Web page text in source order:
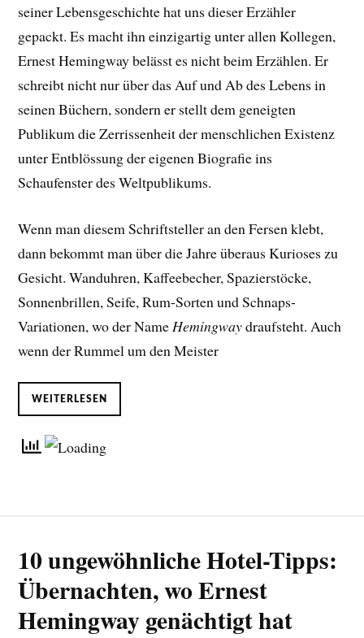
seiner Lebensgeschichte hat uns dieser Erzähler
gepackt. Es macht ihn einzigartig unter allen Kollegen,
Ernest Hemingway belässt es nicht beim Erzählen. Er
schreibt nicht nur über das Auf und Ab des Lebens in
seinen Büchern, sondern er stellt dem geneigten
Publikum die Zerrissenheit der menschlichen Existenz
unter Entblössung der eigenen Biografie ins
Schaufenster des Weltpublikums.
Wenn man diesem Schriftsteller an den Fersen klebt,
dann bekommt man über die Jahre überaus Kurioses zu
Gesicht. Wanduhren, Kaffeebecher, Spazierstöcke,
Sonnenbrillen, Seife, Rum-Sorten und Schnaps-
Variationen, wo der NameHemingwaydraufsteht. Auch
wenn der Rummel um den Meister
WEITERLESEN
10 ungewöhnliche Hotel-Tipps:
Übernachten, wo Ernest
Hemingway genächtigt hat